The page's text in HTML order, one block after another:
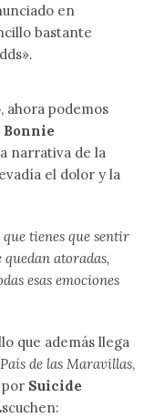
en
bastante
ahora podemos
Bonnie
narrativa de la
el dolor y la
tienes que sentir
quedan atoradas,
esas emociones
que además llega
de las Maravillas,
por Suicide